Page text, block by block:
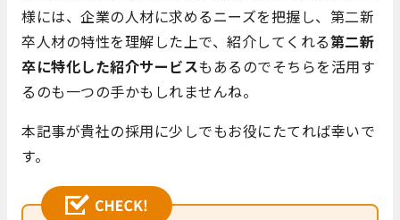
様には、企業の人材に求めるニーズを把握し、第二新
卒人材の特性を理解した上で、紹介してくれる第二新
卒に特化した紹介サービスもあるのでそちらを活用す
るのも一つの手かもしれませんね。
本記事が貴社の採用に少しでもお役にたてれば幸いで
す。